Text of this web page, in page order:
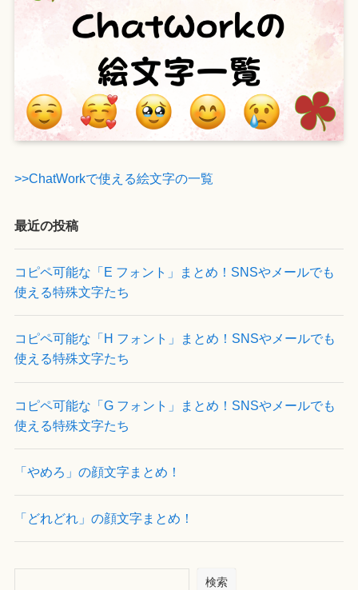
>>ChatWorkで使える絵文字の一覧
最近の投稿
コピペ可能な「E フォント」まとめ！SNSやメールでも
使える特殊文字たち
コピペ可能な「H フォント」まとめ！SNSやメールでも
使える特殊文字たち
コピペ可能な「G フォント」まとめ！SNSやメールでも
使える特殊文字たち
「やめろ」の顔文字まとめ！
「どれどれ」の顔文字まとめ！
検索